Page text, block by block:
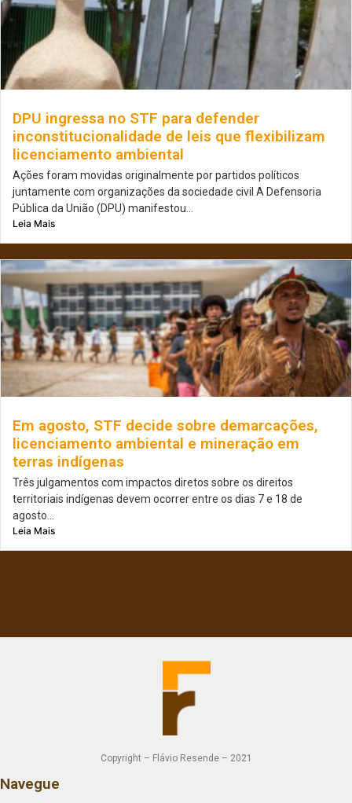
DPU ingressa no STF para defender
inconstitucionalidade de leis que flexibilizam
licenciamento ambiental
Ações foram movidas originalmente por partidos políticos
juntamente com organizações da sociedade civil A Defensoria
Pública da União (DPU) manifestou...
Leia Mais
Em agosto, STF decide sobre demarcações,
licenciamento ambiental e mineração em
terras indígenas
Três julgamentos com impactos diretos sobre os direitos
territoriais indígenas devem ocorrer entre os dias 7 e 18 de
agosto...
Leia Mais
Copyright – Flávio Resende – 2021
Navegue